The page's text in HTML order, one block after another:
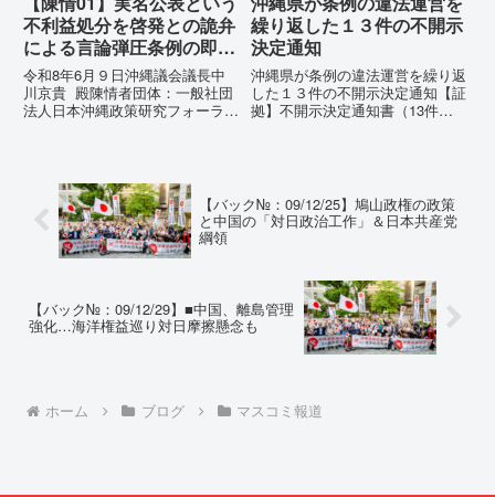
不利益処分を啓発との詭弁
による言論弾圧条例の即時
運用停止を求める陳情
令和8年6月９日沖縄議会議長中
川京貴 殿陳情者団体：一般社団
法人日本沖縄政策研究フォーラム
を啓発との詭弁による言論弾圧条
例の即時運用停止を求める陳情
1...
繰り返した１３件の不開示
決定通知
沖縄県が条例の違法運営を繰り返
した１３件の不開示決定通知【証
拠】不開示決定通知書（13件）
彼らが行政手続きの正当性を失
っ...
【バック№：09/12/25】鳩山政権の政策
と中国の「対日政治工作」＆日本共産党
綱領
【バック№：09/12/29】■中国、離島管理
強化…海洋権益巡り対日摩擦懸念も
ホーム ブログ マスコミ報道